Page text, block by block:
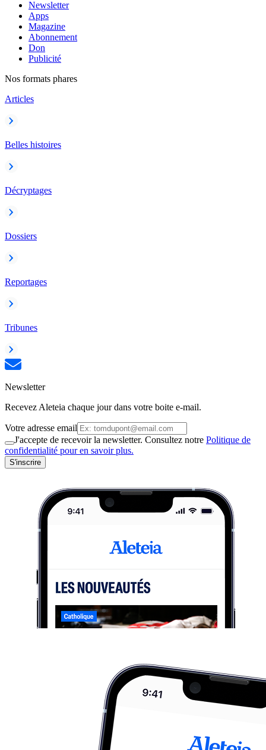
Newsletter
Apps
Magazine
Abonnement
Don
Publicité
Nos formats phares
Articles
Belles histoires
Décryptages
Dossiers
Reportages
Tribunes
Newsletter
Recevez Aleteia chaque jour dans votre boite e-mail.
Votre adresse email
J'accepte de recevoir la newsletter. Consultez notre Politique de
confidentialité pour en savoir plus.
S'inscrire